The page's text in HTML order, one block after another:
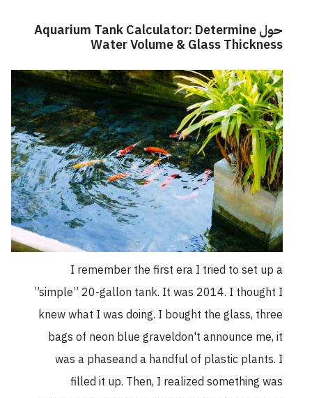
حول Aquarium Tank Calculator: Determine
Water Volume & Glass Thickness
I remember the first era I tried to set up a
”simple” 20-gallon tank. It was 2014. I thought I
knew what I was doing. I bought the glass, three
bags of neon blue graveldon't announce me, it
was a phaseand a handful of plastic plants. I
filled it up. Then, I realized something was